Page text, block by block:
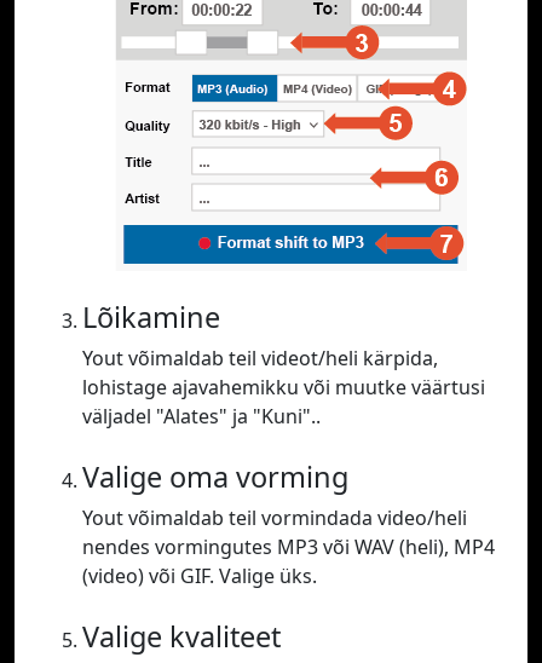
Lõikamine
Yout võimaldab teil videot/heli kärpida,
lohistage ajavahemikku või muutke väärtusi
väljadel "Alates" ja "Kuni"..
Valige oma vorming
Yout võimaldab teil vormindada video/heli
nendes vormingutes MP3 või WAV (heli), MP4
(video) või GIF. Valige üks.
Valige kvaliteet